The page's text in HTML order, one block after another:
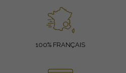
100% FRANÇAIS